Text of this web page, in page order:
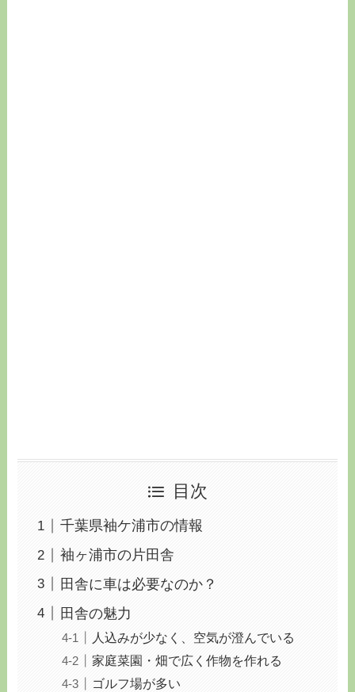
目次
千葉県袖ケ浦市の情報
袖ヶ浦市の片田舎
田舎に車は必要なのか？
田舎の魅力
人込みが少なく、空気が澄んでいる
家庭菜園・畑で広く作物を作れる
ゴルフ場が多い